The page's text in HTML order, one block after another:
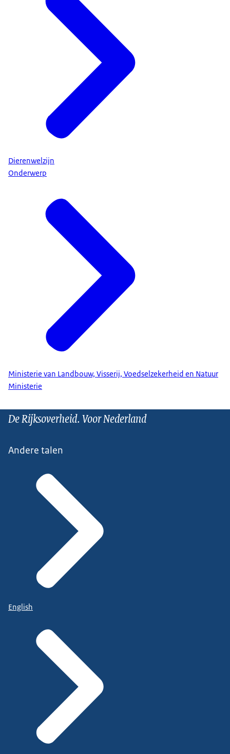
Dierenwelzijn
Onderwerp
Ministerie van Landbouw, Visserij, Voedselzekerheid en Natuur
Ministerie
De Rijksoverheid. Voor Nederland
Andere talen
English